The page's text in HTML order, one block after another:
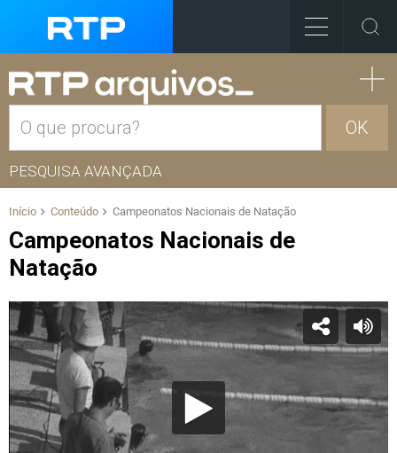
OK
PESQUISA AVANÇADA
Início Conteúdo Campeonatos Nacionais de Natação
Campeonatos Nacionais de
Natação